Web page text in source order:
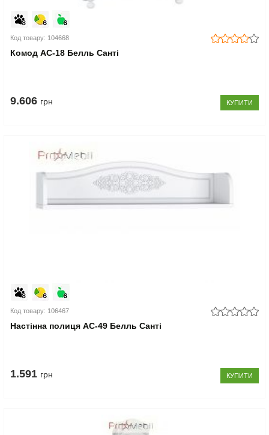
Код товару: 104668
Комод АС-18 Белль Санті
9.606 грн КУПИТИ
Код товару: 106467
Настінна полиця АС-49 Белль Санті
1.591 грн КУПИТИ